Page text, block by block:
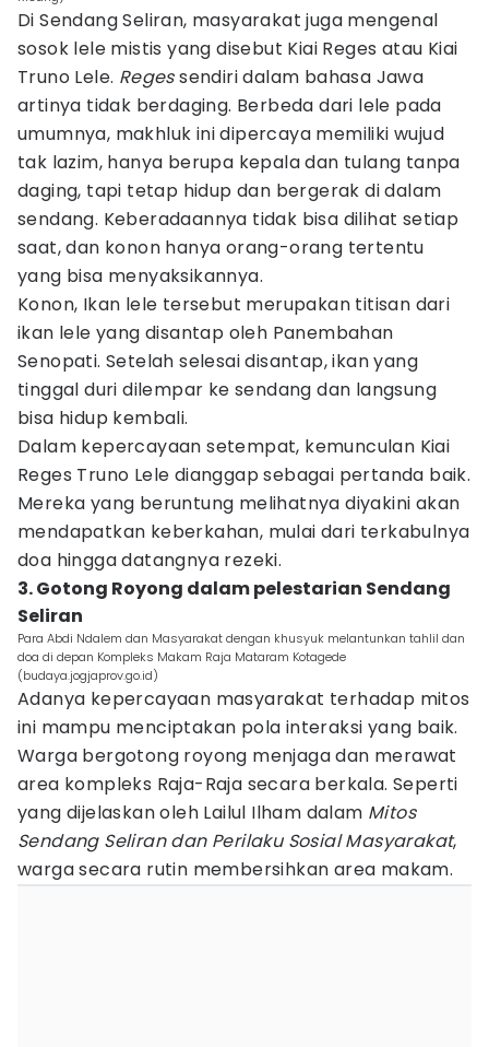
Di Sendang Seliran, masyarakat juga mengenal
sosok lele mistis yang disebut Kiai Reges atau Kiai
Truno Lele. Regessendiri dalam bahasa Jawa
artinya tidak berdaging. Berbeda dari lele pada
umumnya, makhluk ini dipercaya memiliki wujud
tak lazim, hanya berupa kepala dan tulang tanpa
daging, tapi tetap hidup dan bergerak di dalam
sendang. Keberadaannya tidak bisa dilihat setiap
saat, dan konon hanya orang-orang tertentu
yang bisa menyaksikannya.
Konon, Ikan lele tersebut merupakan titisan dari
ikan lele yang disantap oleh Panembahan
Senopati. Setelah selesai disantap, ikan yang
tinggal duri dilempar ke sendang dan langsung
bisa hidup kembali.
Dalam kepercayaan setempat, kemunculan Kiai
Reges Truno Lele dianggap sebagai pertanda baik.
Mereka yang beruntung melihatnya diyakini akan
mendapatkan keberkahan, mulai dari terkabulnya
doa hingga datangnya rezeki.
3. Gotong Royong dalam pelestarian Sendang
Seliran
Para Abdi Ndalem dan Masyarakat dengan khusyuk melantunkan tahlil dan
doa di depan Kompleks Makam Raja Mataram Kotagede
(budaya.jogjaprov.go.id)
Adanya kepercayaan masyarakat terhadap mitos
ini mampu menciptakan pola interaksi yang baik.
Warga bergotong royong menjaga dan merawat
area kompleks Raja-Raja secara berkala. Seperti
yang dijelaskan oleh Lailul Ilham dalam Mitos
Sendang Seliran dan Perilaku Sosial Masyarakat,
warga secara rutin membersihkan area makam.